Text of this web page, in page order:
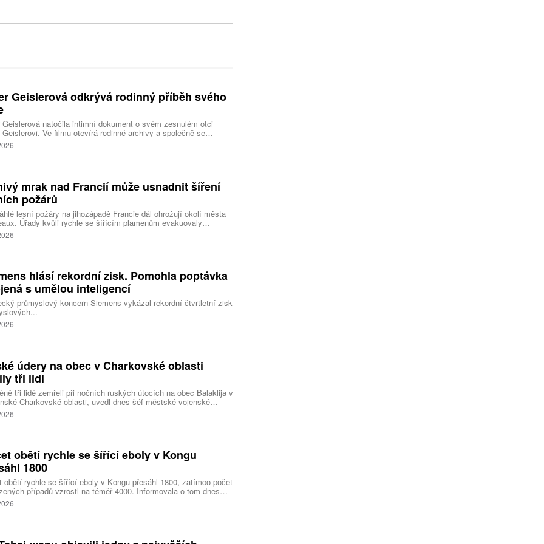
Geislerová odkrývá rodinný příběh svého
Geislerová natočila intimní dokument o svém zesnulém otci
Geislerovi. Ve filmu otevírá rodinné archivy a společně se
Aňou skládá portrét talentovaného muže, který měl v sobě
i temnější stránku.
mrak nad Francií může usnadnit šíření
požárů
lesní požáry na jihozápadě Francie dál ohrožují okolí města
Úřady kvůli rychle se šířícím plamenům evakuovaly
lidí a nevylučují ani další rozšiřování bezpečnostních
Hasiči zároveň čelí neobvyklému jevu, který podle nich
hlásí rekordní zisk. Pomohla poptávka
s umělou inteligencí
průmyslový koncern Siemens vykázal rekordní čtvrtletní zisk
údery na obec v Charkovské oblasti
tři lidi
tři lidé zemřeli při nočních ruských útocích na obec Balaklija v
Charkovské oblasti, uvedl dnes šéf městské vojenské
Vitalij Karabanov. Ukrajinské letectvo ráno oznámilo, že Rusko
útočilo na Ukrajinu čtyřmi střelami a 101 bezpilotními letouny,
obětí rychle se šířící eboly v Kongu
1800
obětí rychle se šířící eboly v Kongu přesáhl 1800, zatímco počet
případů vzrostl na téměř 4000. Informovala o tom dnes
Reuters s odkazem na konžské úřady.